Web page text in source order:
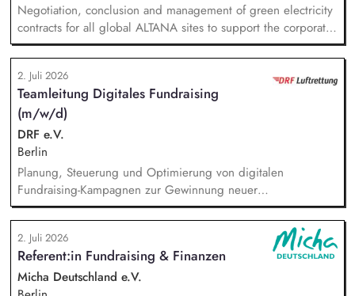
Negotiation, conclusion and management of green electricity
contracts for all global ALTANA sites to support the corporate
target of achieving 100% renewable electricity sourcing.
Monitoring regulatory developments and market requirements
related to green electricity procurement (e.g., GHG Protocol)
and integrating relevant aspects into the company's energy
procurement strategy in close collaboration with Corporate
Sustainability and EHSR. Development and implementation of
an energy data management framework to ensure
transparency regarding energy consumption, suppliers,
procurement costs and sustainability-related KPIs through
digitalized reporting structures.
2. Juli 2026
Teamleitung Digitales Fundraising
(m/w/d)
DRF e.V.
Berlin
Planung, Steuerung und Optimierung von digitalen
Fundraising-Kampagnen zur Gewinnung neuer
Unterstützerinnen und Unterstützer. Weiterentwicklung und
Umsetzung von Performance-Marketing-Maßnahmen (Display-,
Suchmaschinen-, Social-Media-Werbung etc.). Analyse von
Kampagnenerfolgen, Erstellen von Reports und Ableiten von
datenbasierter Optimierungsmaßnahmen. Konzeption und
2. Juli 2026
Referent:in Fundraising & Finanzen
Micha Deutschland e.V.